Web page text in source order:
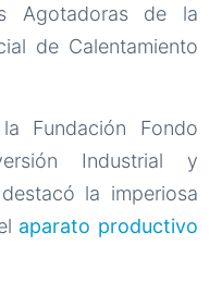
Agotadoras de la
de Calentamiento
Fundación Fondo
Industrial y
la imperiosa
aparato productivo